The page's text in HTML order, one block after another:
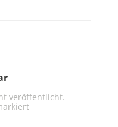
veröffentlicht.